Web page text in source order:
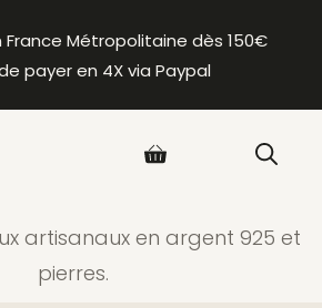
Métropolitaine dès 150€
payer en 4X via Paypal